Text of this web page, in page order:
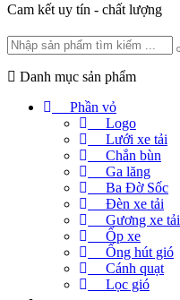
Cam kết uy tín - chất lượng
Danh mục sản phẩm
Phần vỏ
Logo
Lưới xe tải
Chắn bùn
Ga lăng
Ba Đờ Sốc
Đèn xe tải
Gương xe tải
Ốp xe
Ống hút gió
Cánh quạt
Lọc gió